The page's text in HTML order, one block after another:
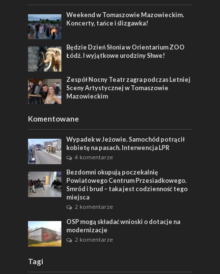
Weekend w Tomaszowie Mazowieckim.
Koncerty, tańce i ślizgawka!
Będzie Dzień Słonia w Orientarium ZOO
Łódź. I wyjątkowe urodziny Shwe!
Zespół Nocny Teatr zagra podczas Letniej
Sceny Artystycznej w Tomaszowie
Mazowieckim
Komentowane
Wypadek w Jeżowie. Samochód potrącił
kobietę na pasach. Interwencja LPR
4 komentarze
Bezdomni okupują poczekalnię
Powiatowego Centrum Przesiadkowego.
Smród i brud – taka jest codzienność tego
miejsca
2 komentarze
OSP mogą składać wnioski o dotacje na
modernizacje
2 komentarze
Tagi